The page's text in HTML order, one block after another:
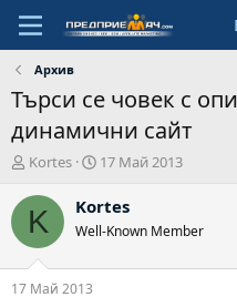
Архив
Търси се човек с
динамични сайт
А
т
о
Kortes
Н
ч
а
л
17 Май 2013
K Kortes
Well-Known Member
17 Май 2013